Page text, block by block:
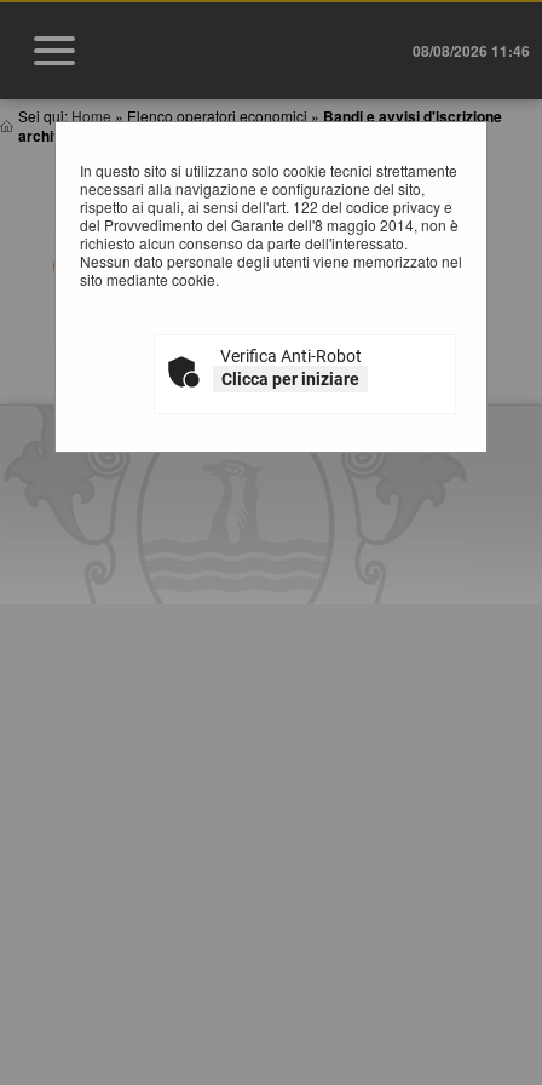
08/08/2026 11:46
Sei qui: Home » Elenco operatori economici » Bandi e avvisi d'iscrizione
archiviati
In questo sito si utilizzano solo cookie tecnici strettamente
necessari alla navigazione e configurazione del sito,
rispetto ai quali, ai sensi dell'art. 122 del codice privacy e
del Provvedimento del Garante dell'8 maggio 2014, non è
richiesto alcun consenso da parte dell'interessato.
Nessun dato personale degli utenti viene memorizzato nel
sito mediante cookie.
Verifica Anti-Robot
Clicca per iniziare
BANDI E AVVISI D'ISCRIZIONE ARCHIVIATI PER
ELENCHI OPERATORI ECONOMICI
Elenco dei bandi d'iscrizione archiviati per gli elenchi
operatori.
La ricerca ha restituito 0 risultati.